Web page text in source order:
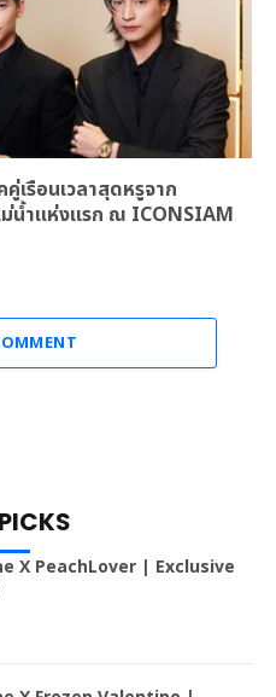
เรือนเวลาสุดหรูจาก
น้ำแห่งแรก ณ ICONSIAM
X PeachLover | Exclusive